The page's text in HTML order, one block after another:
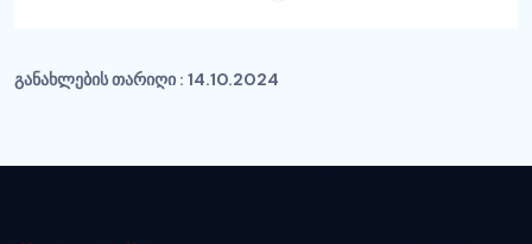
განახლების თარიღი : 14.10.2024